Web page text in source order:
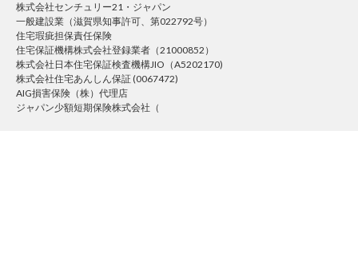
株式会社センチュリー21・ジャパン
一般建設業（滋賀県知事許可、第022792号）
住宅瑕疵担保責任保険
住宅保証機構株式会社登録業者（21000852）
株式会社日本住宅保証検査機構JIO（A5202170)
株式会社住宅あんしん保証 (0067472)
AIG損害保険（株）代理店
ジャパン少額短期保険株式会社（